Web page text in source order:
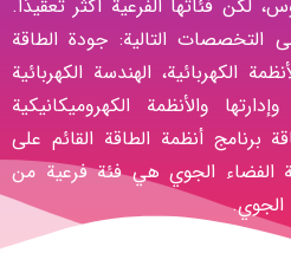
لكن فئاتها الفرعية أكثر تعقيدًا.
التخصصات التالية: جودة الطاقة
الكهربائية، الهندسة الكهربائية
والأنظمة الكهروميكانيكية
برنامج أنظمة الطاقة القائم على
الفضاء الجوي هي فئة فرعية من
الجوي.